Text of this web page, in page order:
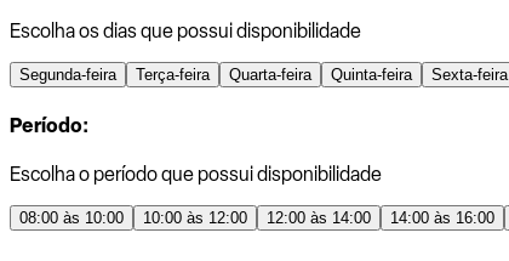
Escolha os dias que possui disponibilidade
Segunda-feira Terça-feira Quarta-feira Quinta-feira Sexta-feira
Período:
Escolha o período que possui disponibilidade
08:00 às 10:00 10:00 às 12:00 12:00 às 14:00 14:00 às 16:00